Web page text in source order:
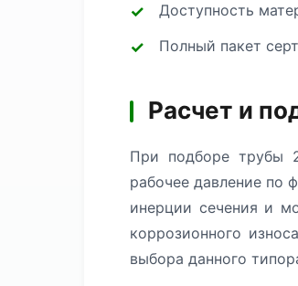
Доступность
Полный пакет
Расчет и
При подборе трубы
рабочее давление по
инерции сечения и
коррозионного
выбора данного